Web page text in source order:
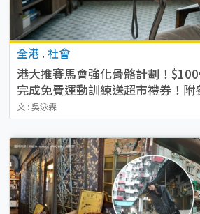
全港 . 社會
港大推賽馬會強化骨骼計劃！
完成免費運動訓練送超市禮券！附
文 : 吳泳霖